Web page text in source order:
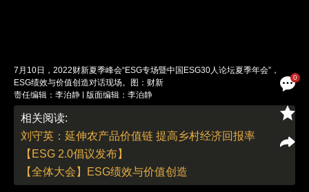
0
7月10日，2022财新夏季峰会“ESG专场暨中国ESG30人论坛夏季年会”，
ESG绩效与价值创造对话现场。图：财新
责任编辑：李泊静 | 版面编辑：李泊静
相关阅读:
刘守英：延伸农产品价值链 提高乡村经济回报率
【ESG 2.0倡议发布】
【全体大会】ESG绩效与价值创造